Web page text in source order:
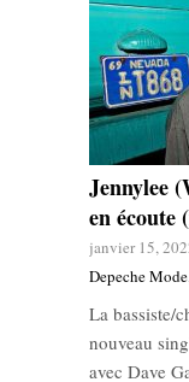
Jennylee
en écoute
janvier 15,
Depeche Mode
La bassiste/
nouveau
avec Dave